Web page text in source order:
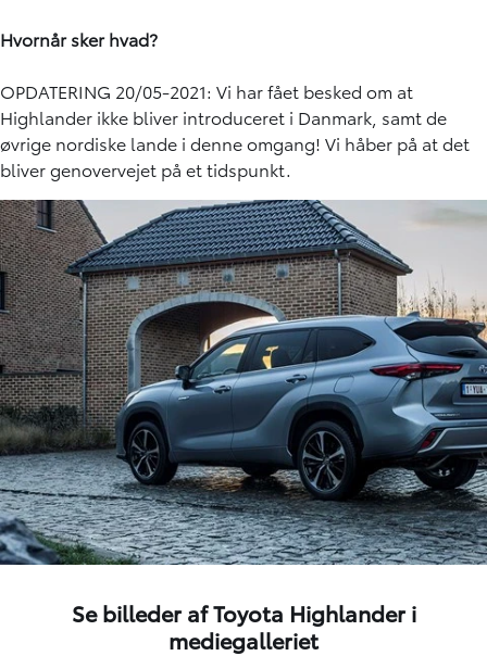
Hvornår sker hvad?
OPDATERING 20/05-2021: Vi har fået besked om at
Highlander ikke bliver introduceret i Danmark, samt de
øvrige nordiske lande i denne omgang! Vi håber på at det
bliver genovervejet på et tidspunkt.
Se billeder af Toyota Highlander i
mediegalleriet